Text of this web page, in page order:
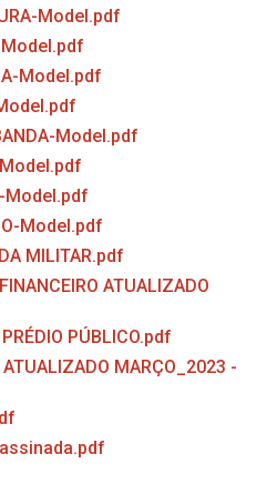
Model.pdf
Model.pdf
Model.pdf
Model.pdf
Model.pdf
Model.pdf
Model.pdf
MILITAR.pdf
ATUALIZADO
PÚBLICO.pdf
MARÇO_2023 -